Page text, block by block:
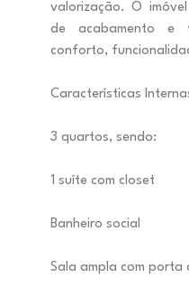
valorização. O
de acabamento e
conforto,
Características
3 quartos, sendo:
1 suíte com closet
Banheiro social
Sala ampla com porta